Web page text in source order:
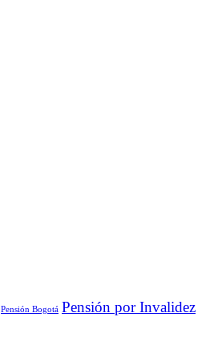
Pensión Bogotá Pensión por Invalidez